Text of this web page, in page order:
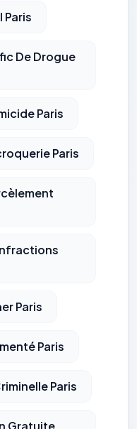
De Drogue
Paris
Paris
Paris
Paris
Paris